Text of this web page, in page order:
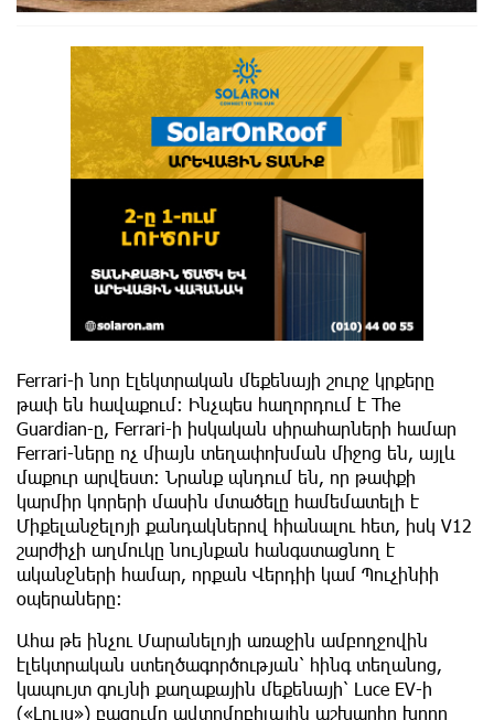
Ferrari-ի նոր էլեկտրական մեքենայի շուրջ կրքերը
թափ են հավաքում: Ինչպես հաղորդում է The
Guardian-ը, Ferrari-ի իսկական սիրահարների համար
Ferrari-ները ոչ միայն տեղափոխման միջոց են, այլև
մաքուր արվեստ: Նրանք պնդում են, որ թափքի
կարմիր կորերի մասին մտածելը համեմատելի է
Միքելանջելոյի քանդակներով հիանալու հետ, իսկ V12
շարժիչի աղմուկը նույնքան հանգստացնող է
ականջների համար, որքան Վերդիի կամ Պուչինիի
օպերաները։
Ահա թե ինչու Մարանելոյի առաջին ամբողջովին
էլեկտրական ստեղծագործության՝ հինգ տեղանոց,
կապույտ գույնի քաղաքային մեքենայի՝ Luce EV-ի
(«Լույս») բացումը ավտոմոբիլային աշխարհը խորը